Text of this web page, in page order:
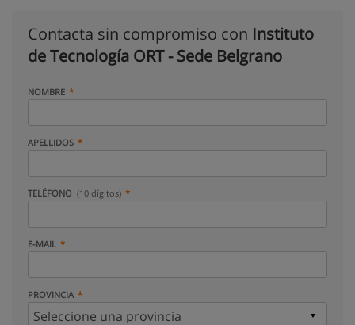
Contacta sin compromiso con Instituto
de Tecnología ORT - Sede Belgrano
NOMBRE
APELLIDOS
TELÉFONO (10 dígitos)
E-MAIL
PROVINCIA